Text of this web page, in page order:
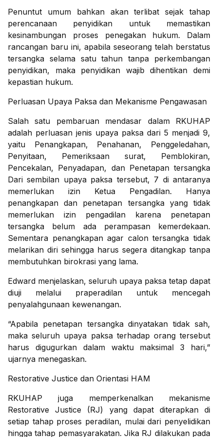
Penuntut umum bahkan akan terlibat sejak tahap
perencanaan penyidikan untuk memastikan
kesinambungan proses penegakan hukum. Dalam
rancangan baru ini, apabila seseorang telah berstatus
tersangka selama satu tahun tanpa perkembangan
penyidikan, maka penyidikan wajib dihentikan demi
kepastian hukum.
Perluasan Upaya Paksa dan Mekanisme Pengawasan
Salah satu pembaruan mendasar dalam RKUHAP
adalah perluasan jenis upaya paksa dari 5 menjadi 9,
yaitu Penangkapan, Penahanan, Penggeledahan,
Penyitaan, Pemeriksaan surat, Pemblokiran,
Pencekalan, Penyadapan, dan Penetapan tersangka
Dari sembilan upaya paksa tersebut, 7 di antaranya
memerlukan izin Ketua Pengadilan. Hanya
penangkapan dan penetapan tersangka yang tidak
memerlukan izin pengadilan karena penetapan
tersangka belum ada perampasan kemerdekaan.
Sementara penangkapan agar calon tersangka tidak
melarikan diri sehingga harus segera ditangkap tanpa
membutuhkan birokrasi yang lama.
Edward menjelaskan, seluruh upaya paksa tetap dapat
diuji melalui praperadilan untuk mencegah
penyalahgunaan kewenangan.
“Apabila penetapan tersangka dinyatakan tidak sah,
maka seluruh upaya paksa terhadap orang tersebut
harus digugurkan dalam waktu maksimal 3 hari,”
ujarnya menegaskan.
Restorative Justice dan Orientasi HAM
RKUHAP juga memperkenalkan mekanisme
Restorative Justice (RJ) yang dapat diterapkan di
setiap tahap proses peradilan, mulai dari penyelidikan
hingga tahap pemasyarakatan. Jika RJ dilakukan pada